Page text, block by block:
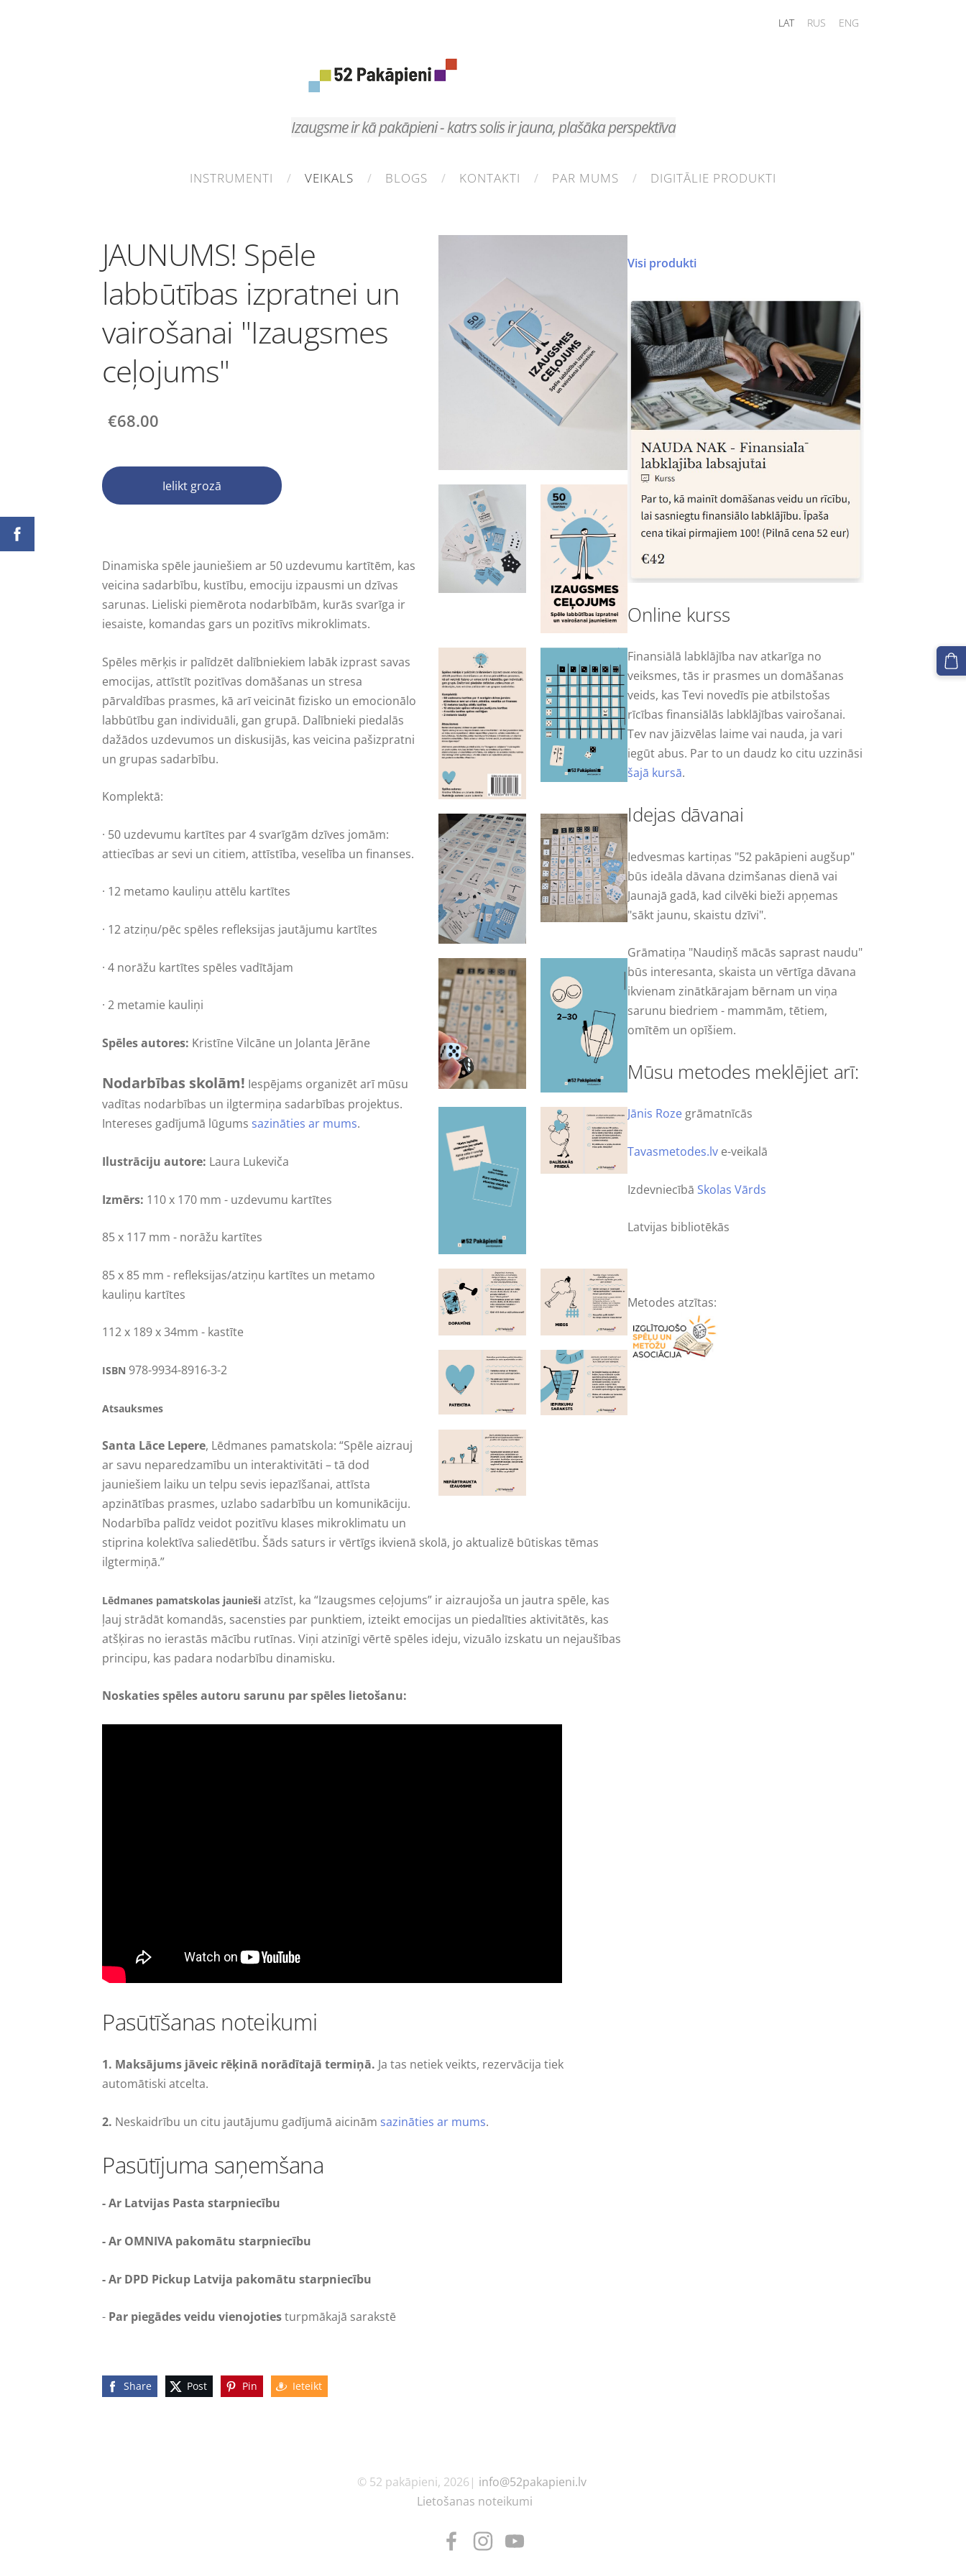
Izaugsme ir kā pakāpieni - katrs solis ir jauna, plašāka perspektīva
INSTRUMENTI VEIKALS BLOGS KONTAKTI PAR MUMS DIGITĀLIE PRODUKTI
LAT RUS ENG
Visi produkti
Online kurss
Finansiālā labklājība nav atkarīga no
veiksmes, tās ir prasmes un domāšanas
veids, kas Tevi novedīs pie atbilstošas
rīcības finansiālās labklājības vairošanai.
Tev nav jāizvēlas laime vai nauda, ja vari
iegūt abus. Par to un daudz ko citu uzzināsi
šajā kursā.
Idejas dāvanai
Iedvesmas kartiņas "52 pakāpieni augšup"
būs ideāla dāvana dzimšanas dienā vai
Jaunajā gadā, kad cilvēki bieži apņemas
"sākt jaunu, skaistu dzīvi".
Grāmatiņa "Naudiņš mācās saprast naudu"
būs interesanta, skaista un vērtīga dāvana
ikvienam zinātkārajam bērnam un viņa
sarunu biedriem - mammām, tētiem,
omītēm un opīšiem.
Mūsu metodes meklējiet arī:
Jānis Roze grāmatnīcās
Tavasmetodes.lv e-veikalā
Izdevniecībā Skolas Vārds
Latvijas bibliotēkās
Metodes atzītas:
JAUNUMS! Spēle
labbūtības izpratnei un
vairošanai "Izaugsmes
ceļojums"
€68.00
Ielikt grozā
Dinamiska spēle jauniešiem ar 50 uzdevumu kartītēm, kas
veicina sadarbību, kustību, emociju izpausmi un dzīvas
sarunas. Lieliski piemērota nodarbībām, kurās svarīga ir
iesaiste, komandas gars un pozitīvs mikroklimats.
Spēles mērķis ir palīdzēt dalībniekiem labāk izprast savas
emocijas, attīstīt pozitīvas domāšanas un stresa
pārvaldības prasmes, kā arī veicināt fizisko un emocionālo
labbūtību gan individuāli, gan grupā. Dalībnieki piedalās
dažādos uzdevumos un diskusijās, kas veicina pašizpratni
un grupas sadarbību.
Komplektā:
· 50 uzdevumu kartītes par 4 svarīgām dzīves jomām:
attiecības ar sevi un citiem, attīstība, veselība un finanses.
· 12 metamo kauliņu attēlu kartītes
· 12 atziņu/pēc spēles refleksijas jautājumu kartītes
· 4 norāžu kartītes spēles vadītājam
· 2 metamie kauliņi
Spēles autores: Kristīne Vilcāne un Jolanta Jērāne
Nodarbības skolām! Iespējams organizēt arī mūsu
vadītas nodarbības un ilgtermiņa sadarbības projektus.
Intereses gadījumā lūgums sazināties ar mums.
Ilustrāciju autore: Laura Lukeviča
Izmērs: 110 x 170 mm - uzdevumu kartītes
85 x 117 mm - norāžu kartītes
85 x 85 mm - refleksijas/atziņu kartītes un metamo
kauliņu kartītes
112 x 189 x 34mm - kastīte
ISBN 978-9934-8916-3-2
Atsauksmes
Santa Lāce Lepere, Lēdmanes pamatskola: “Spēle aizrauj
ar savu neparedzamību un interaktivitāti – tā dod
jauniešiem laiku un telpu sevis iepazīšanai, attīsta
apzinātības prasmes, uzlabo sadarbību un komunikāciju.
Nodarbība palīdz veidot pozitīvu klases mikroklimatu un
stiprina kolektīva saliedētību. Šāds saturs ir vērtīgs ikvienā skolā, jo aktualizē būtiskas tēmas
ilgtermiņā.”
Lēdmanes pamatskolas jaunieši atzīst, ka “Izaugsmes ceļojums” ir aizraujoša un jautra spēle, kas
ļauj strādāt komandās, sacensties par punktiem, izteikt emocijas un piedalīties aktivitātēs, kas
atšķiras no ierastās mācību rutīnas. Viņi atzinīgi vērtē spēles ideju, vizuālo izskatu un nejaušības
principu, kas padara nodarbību dinamisku.
Noskaties spēles autoru sarunu par spēles lietošanu:
Pasūtīšanas noteikumi
1. Maksājums jāveic rēķinā norādītajā termiņā. Ja tas netiek veikts, rezervācija tiek
automātiski atcelta.
2. Neskaidrību un citu jautājumu gadījumā aicinām sazināties ar mums.
Pasūtījuma saņemšana
-Ar Latvijas Pasta starpniecību
- Ar OMNIVA pakomātu starpniecību
- Ar DPD Pickup Latvija pakomātu starpniecību
- Par piegādes veidu vienojotiesturpmākajā sarakstē
Share Post Pin Ieteikt
© 52 pakāpieni, 2026| info@52pakapieni.lv
Lietošanas noteikumi